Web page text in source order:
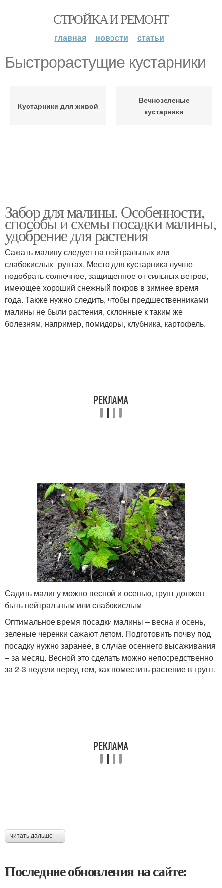
СТРОЙКА И РЕМОНТ
главная новости статьи
Быстрорастущие кустарники
Кустарники для живой
Вечнозеленые
кустарники
Забор для малины. Особенности,
способы и схемы посадки малины,
удобрение для растения
Сажать малину следует на нейтральных или
слабокислых грунтах. Место для кустарника лучше
подобрать солнечное, защищенное от сильных ветров,
имеющее хороший снежный покров в зимнее время
года. Также нужно следить, чтобы предшественниками
малины не были растения, склонные к таким же
болезням, например, помидоры, клубника, картофель.
Садить малину можно весной и осенью, грунт должен
быть нейтральным или слабокислым
Оптимальное время посадки малины – весна и осень,
зеленые черенки сажают летом. Подготовить почву под
посадку нужно заранее, в случае осеннего высаживания
– за месяц. Весной это сделать можно непосредственно
за 2-3 недели перед тем, как поместить растение в грунт.
читать дальше →
Последние обновления на сайте: